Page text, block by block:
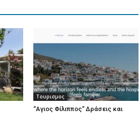
Τουρισμος
“Αγιος Φίλιππος” Δράσεις και